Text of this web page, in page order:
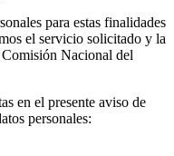
para estas finalidades
el servicio solicitado y la
Nacional del
en el presente aviso de
personales: